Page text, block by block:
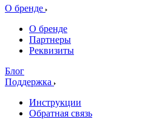
О бренде
О бренде
Партнеры
Реквизиты
Блог
Поддержка
Инструкции
Обратная связь